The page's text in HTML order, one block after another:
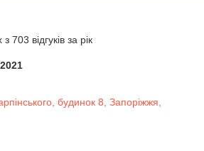
703 відгуків за рік
будинок 8, Запоріжжя,